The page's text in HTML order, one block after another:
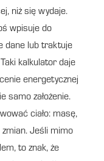
niż się wydaje.
wpisuje do
dane lub traktuje
kalkulator daje
energetycznej
samo założenie.
ciało: masę,
Jeśli mimo
to znak, że